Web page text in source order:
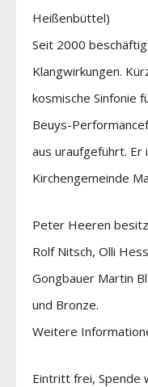
Heißenbüttel)
Seit 2000
Klangwirkungen.
kosmische Sinfonie
Beuys-
aus uraufgeführt. Er
Kirchengemeinde
Peter Heeren
Rolf Nitsch, Olli
Gongbauer Martin
und Bronze.
Weitere
Eintritt frei, Spende